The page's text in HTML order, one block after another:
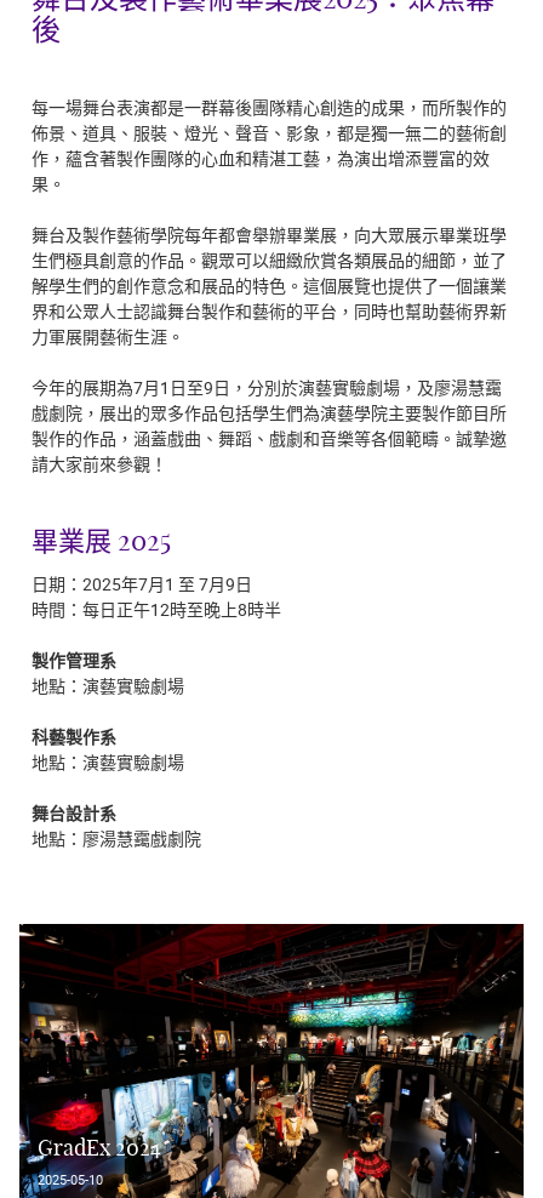
後
每一場舞台表演都是一群幕後團隊精心創造的成果，而所製作的
佈景、道具、服裝、燈光、聲音、影象，都是獨一無二的藝術創
作，蘊含著製作團隊的心血和精湛工藝，為演出增添豐富的效
果。
舞台及製作藝術學院每年都會舉辦畢業展，向大眾展示畢業班學
生們極具創意的作品。觀眾可以細緻欣賞各類展品的細節，並了
解學生們的創作意念和展品的特色。這個展覽也提供了一個讓業
界和公眾人士認識舞台製作和藝術的平台，同時也幫助藝術界新
力軍展開藝術生涯。
今年的展期為7月1日至9日，分別於演藝實驗劇場，及廖湯慧靄
戲劇院，展出的眾多作品包括學生們為演藝學院主要製作節目所
製作的作品，涵蓋戲曲、舞蹈、戲劇和音樂等各個範疇。誠摯邀
請大家前來參觀！
畢業展 2025
日期：2025年7月1 至 7月9日
時間：每日正午12時至晚上8時半
製作管理系
地點：演藝實驗劇場
科藝製作系
地點：演藝實驗劇場
舞台設計系
地點：廖湯慧靄戲劇院
GradEx 2024
2025-05-10